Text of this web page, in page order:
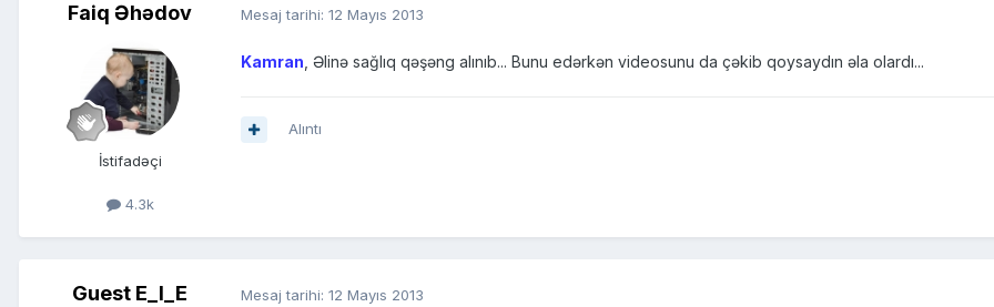
Faiq Əhədov
İstifadəçi
4.3k
Mesaj tarihi: 12 Mayıs 2013
Kamran , Əlinə sağlıq qəşəng alınıb... Bunu edərkən videosunu da çəkib qoysaydın əla olardı...
Alıntı
Guest E_I_E Mesaj tarihi: 12 Mayıs 2013